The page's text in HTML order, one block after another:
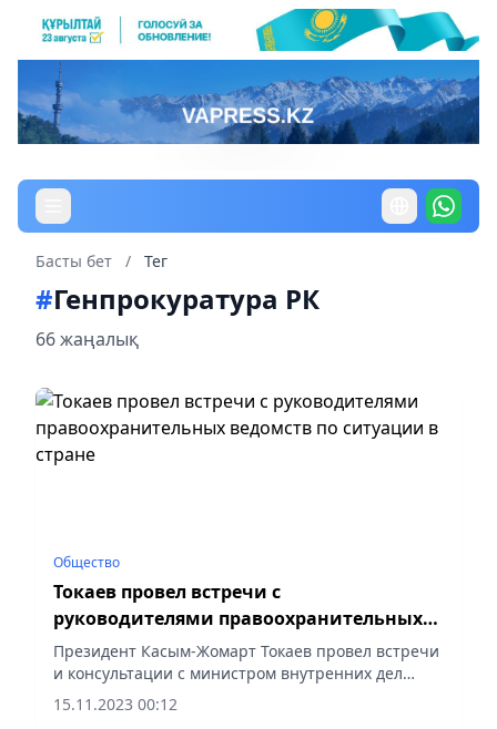
Басты бет / Тег
#Генпрокуратура РК
66 жаңалық
Общество
Токаев провел встречи с
руководителями правоохранительных
ведомств по ситуации в стране
Президент Касым-Жомарт Токаев провел встречи
и консультации с министром внутренних дел
Ержаном Саденовым, Генеральным прокурором
Бериком Асыловым, председателем Верховного
15.11.2023 00:12